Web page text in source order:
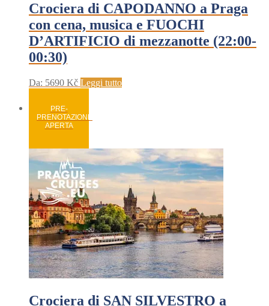
Crociera di CAPODANNO a Praga
con cena, musica e FUOCHI
D’ARTIFICIO di mezzanotte (22:00-
00:30)
Da: 5690 Kč Leggi tutto
PRE-
PRENOTAZIONE
APERTA
Crociera di SAN SILVESTRO a